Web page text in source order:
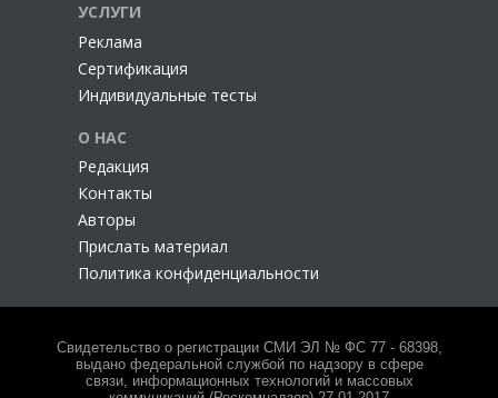
УСЛУГИ
Реклама
Сертификация
Индивидуальные тесты
О НАС
Редакция
Контакты
Авторы
Прислать материал
Политика конфиденциальности
Свидетельство о регистрации СМИ ЭЛ № ФС 77 - 68398,
выдано федеральной службой по надзору в сфере
связи, информационных технологий и массовых